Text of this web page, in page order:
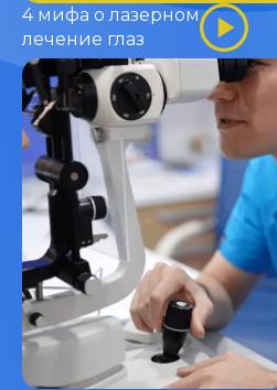
4 мифа о лазерном
лечение глаз